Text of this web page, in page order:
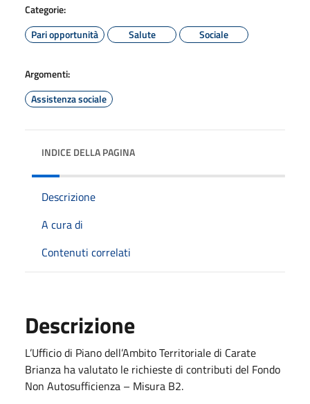
Categorie:
Pari opportunità
Salute Sociale
Argomenti:
Assistenza sociale
INDICE DELLA PAGINA
Descrizione
A cura di
Contenuti correlati
Descrizione
L’Ufficio di Piano dell’Ambito Territoriale di Carate
Brianza ha valutato le richieste di contributi del Fondo
Non Autosufficienza – Misura B2.